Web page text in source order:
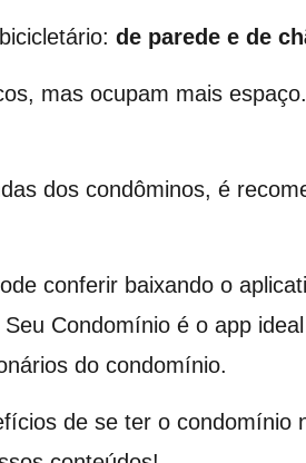
de parede e de
mas ocupam mais
dos condôminos, é
conferir baixando o
Seu Condomínio é o app
do condomínio.
de se ter o condomínio